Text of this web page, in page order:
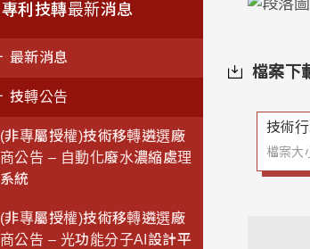
專利技轉最新消息
最新消息
技轉公告
(非專屬授權)技術移轉遴選廠
商公告 – 自動化廢水濃縮處理
系統
(非專屬授權)技術移轉遴選廠
商公告 – 光功能分子AI設計平
檔案下
技術
檔案大